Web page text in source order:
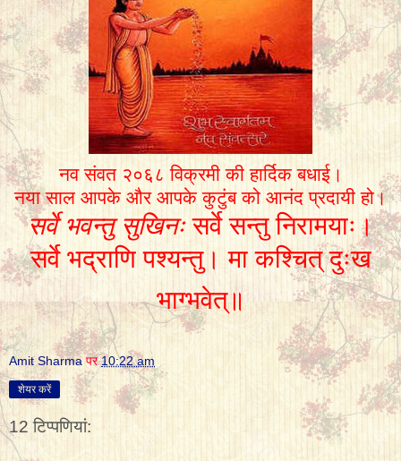
नव संवत २०६८ विक्रमी की हार्दिक बधाई।
नया साल आपके और आपके कुटुंब को आनंद प्रदायी हो।
सर्वे भवन्तु सुखिनःसर्वे सन्तु निरामयाः।
सर्वे भद्राणि पश्यन्तु। मा कश्चित् दुःख
भाग्भवेत्॥
Amit Sharma पर10:22 am
शेयर करें
12 टिप्‍पणियां: